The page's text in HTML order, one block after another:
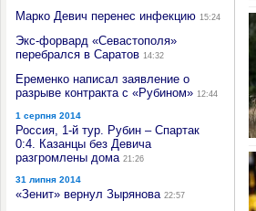
Марко Девич перенес инфекцию 15:24
Экс-форвард «Севастополя»
перебрался в Саратов 14:32
Еременко написал заявление о
разрыве контракта с «Рубином» 12:44
1 серпня 2014
Россия, 1-й тур. Рубин – Спартак
0:4. Казанцы без Девича
разгромлены дома 21:26
31 липня 2014
«Зенит» вернул Зырянова 22:57